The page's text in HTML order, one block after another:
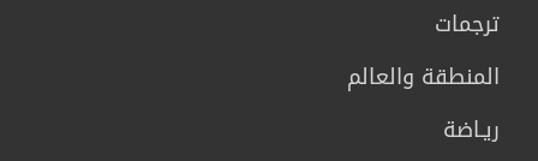
ترجمات
المنطقة والعالم
ريـاضة